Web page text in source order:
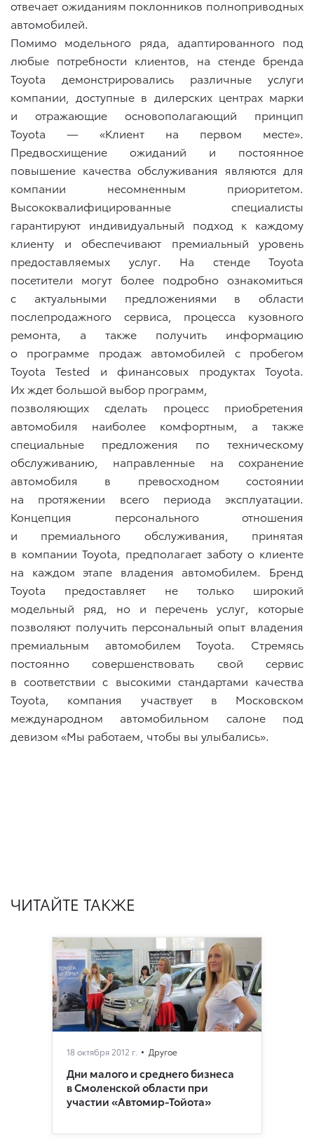
отвечает ожиданиям поклонников полноприводных
автомобилей.
Помимо модельного ряда, адаптированного под
любые потребности клиентов, на стенде бренда
Toyota демонстрировались различные услуги
компании, доступные в дилерских центрах марки
и отражающие основополагающий принцип
Toyota — «Клиент на первом месте».
Предвосхищение ожиданий и постоянное
повышение качества обслуживания являются для
компании несомненным приоритетом.
Высококвалифицированные специалисты
гарантируют индивидуальный подход к каждому
клиенту и обеспечивают премиальный уровень
предоставляемых услуг. На стенде Toyota
посетители могут более подробно ознакомиться
с актуальными предложениями в области
послепродажного сервиса, процесса кузовного
ремонта, а также получить информацию
о программе продаж автомобилей с пробегом
Toyota Tested и финансовых продуктах Toyota.
Их ждет большой выбор программ,
позволяющих сделать процесс приобретения
автомобиля наиболее комфортным, а также
специальные предложения по техническому
обслуживанию, направленные на сохранение
автомобиля в превосходном состоянии
на протяжении всего периода эксплуатации.
Концепция персонального отношения
и премиального обслуживания, принятая
в компании Toyota, предполагает заботу о клиенте
на каждом этапе владения автомобилем. Бренд
Toyota предоставляет не только широкий
модельный ряд, но и перечень услуг, которые
позволяют получить персональный опыт владения
премиальным автомобилем Toyota. Стремясь
постоянно совершенствовать свой сервис
в соответствии с высокими стандартами качества
Toyota, компания участвует в Московском
международном автомобильном салоне под
девизом «Мы работаем, чтобы вы улыбались».
ЧИТАЙТЕ ТАКЖЕ
18 октября 2012 г. Другое
Дни малого и среднего бизнеса
в Смоленской области при
участии «Автомир-Тойота»